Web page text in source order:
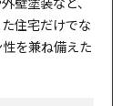
住宅だけでな
を兼ね備えた